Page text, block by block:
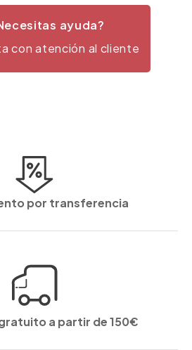
ayuda?
con atención al cliente
por transferencia
a partir de 150€